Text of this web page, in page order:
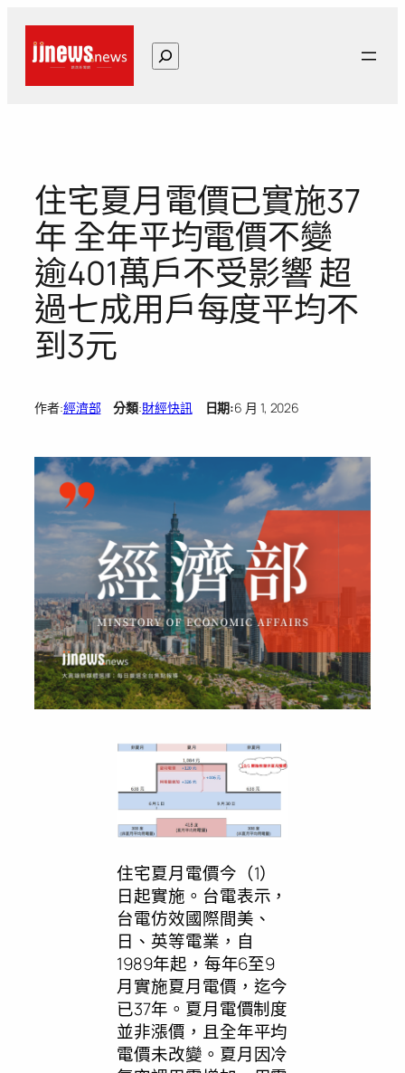
搜
尋
住宅夏月電價已實施37
年 全年平均電價不變
逾401萬戶不受影響 超
過七成用戶每度平均不
到3元
作者:經濟部 分類:財經快訊 日期:6 月 1, 2026
住宅夏月電價今（1）
日起實施。台電表示，
台電仿效國際間美、
日、英等電業，自
1989年起，每年6至9
月實施夏月電價，迄今
已37年。夏月電價制度
並非漲價，且全年平均
電價未改變。夏月因冷